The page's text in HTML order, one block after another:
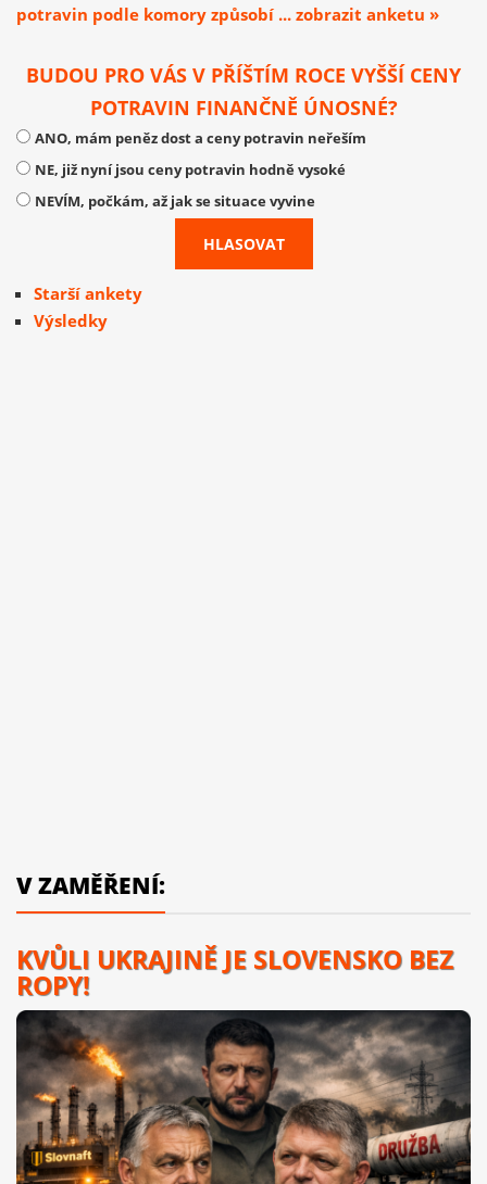
potravin podle komory způsobí ... zobrazit anketu »
BUDOU PRO VÁS V PŘÍŠTÍM ROCE VYŠŠÍ CENY
POTRAVIN FINANČNĚ ÚNOSNÉ?
ANO, mám peněz dost a ceny potravin neřeším
NE, již nyní jsou ceny potravin hodně vysoké
NEVÍM, počkám, až jak se situace vyvine
Starší ankety
Výsledky
V ZAMĚŘENÍ:
KVŮLI UKRAJINĚ JE SLOVENSKO BEZ
ROPY!